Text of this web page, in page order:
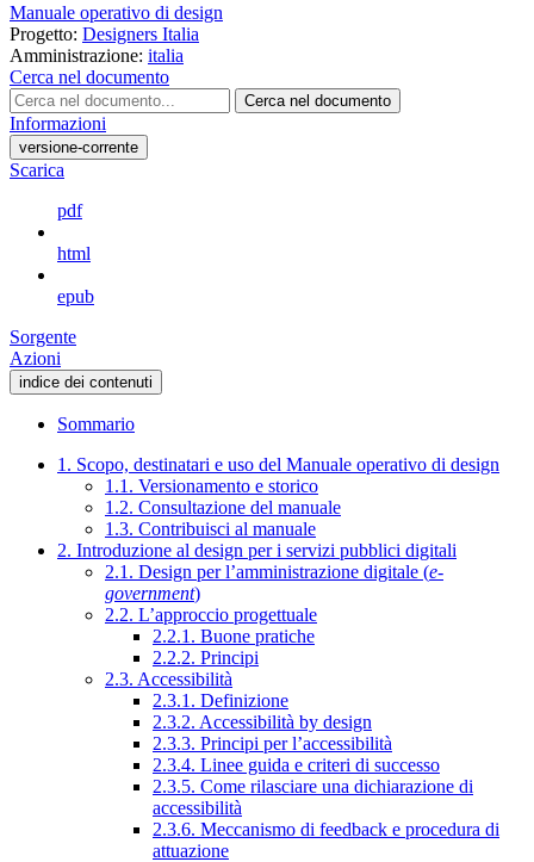
Manuale operativo di design
Progetto: Designers Italia
Amministrazione: italia
Cerca nel documento
Cerca nel documento
Informazioni
versione-corrente
Scarica
pdf
html
epub
Sorgente
Azioni
indice dei contenuti
Sommario
1. Scopo, destinatari e uso del Manuale operativo di design
1.1. Versionamento e storico
1.2. Consultazione del manuale
1.3. Contribuisci al manuale
2. Introduzione al design per i servizi pubblici digitali
2.1. Design per l’amministrazione digitale (e-
government)
2.2. L’approccio progettuale
2.2.1. Buone pratiche
2.2.2. Principi
2.3. Accessibilità
2.3.1. Definizione
2.3.2. Accessibilità by design
2.3.3. Principi per l’accessibilità
2.3.4. Linee guida e criteri di successo
2.3.5. Come rilasciare una dichiarazione di
accessibilità
2.3.6. Meccanismo di feedback e procedura di
attuazione